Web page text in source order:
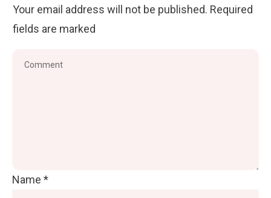
Your email address will not be published. Required
fields are marked
Name *